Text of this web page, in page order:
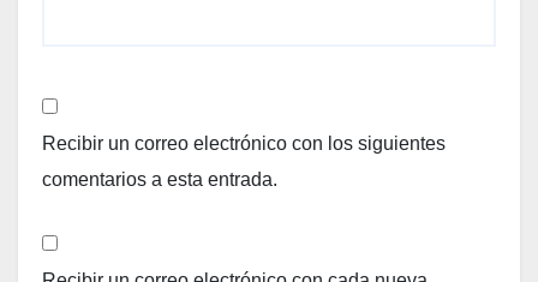
Recibir un correo electrónico con los siguientes
comentarios a esta entrada.